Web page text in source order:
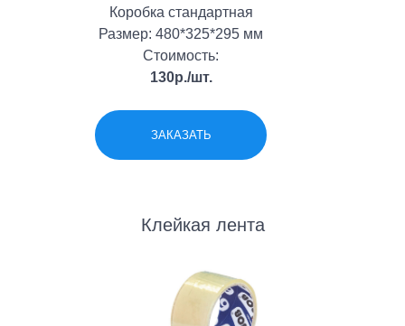
Коробка стандартная
Размер: 480*325*295 мм
Стоимость:
130р./шт.
ЗАКАЗАТЬ
Клейкая лента